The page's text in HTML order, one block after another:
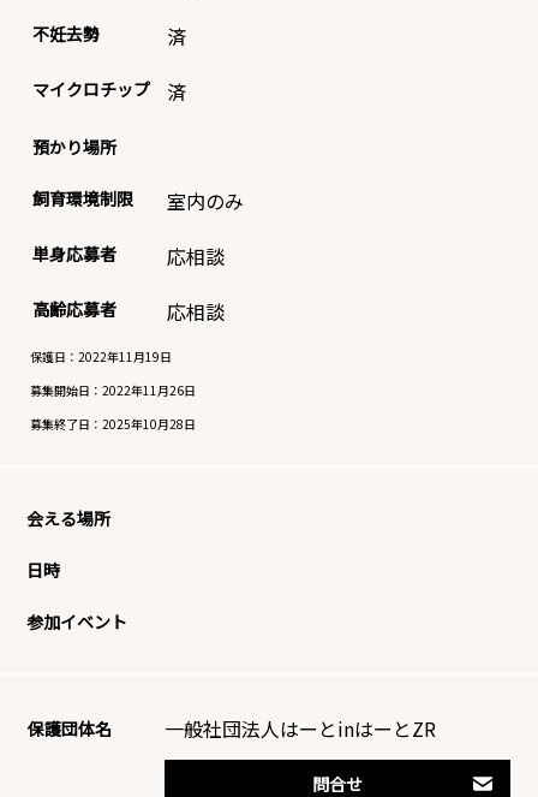
不妊去勢 済
マイクロチップ 済
預かり場所
飼育環境制限 室内のみ
単身応募者 応相談
高齢応募者 応相談
保護日：2022年11月19日
募集開始日： 2022年11月26日
募集終了日： 2025年10月28日
会える場所
日時
参加イベント
保護団体名 一般社団法人はーとinはーとZR
問合せ